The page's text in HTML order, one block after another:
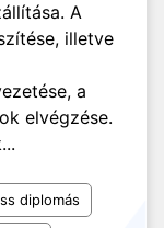
A
illetve
a
elvégzése.
diplomás